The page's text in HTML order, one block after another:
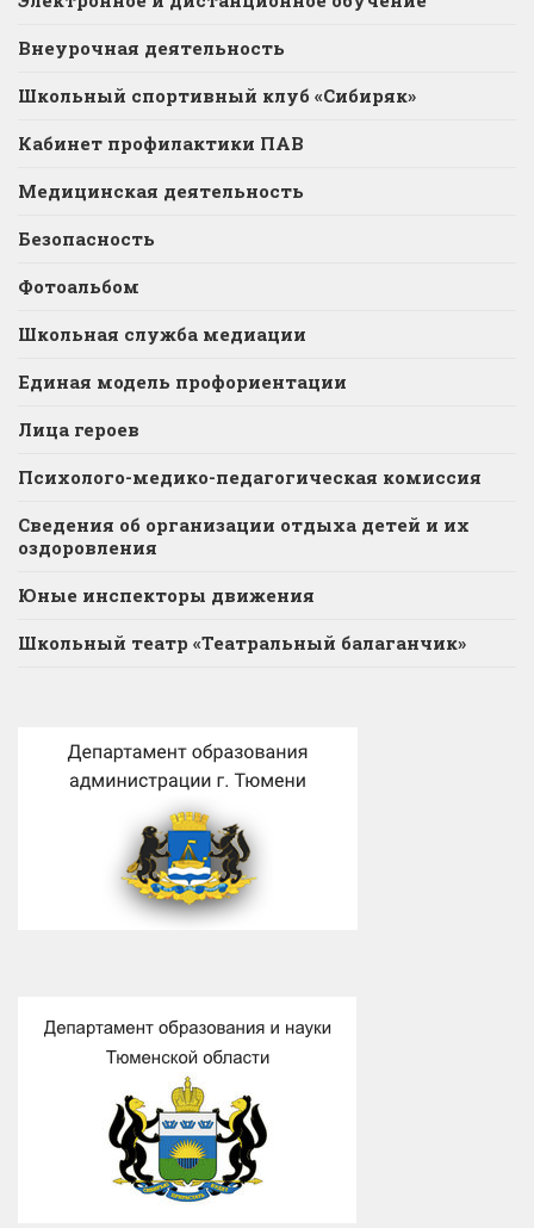
Внеурочная деятельность
Школьный спортивный клуб «Сибиряк»
Кабинет профилактики ПАВ
Медицинская деятельность
Безопасность
Фотоальбом
Школьная служба медиации
Единая модель профориентации
Лица героев
Психолого-медико-педагогическая комиссия
Сведения об организации отдыха детей и их
оздоровления
Юные инспекторы движения
Школьный театр «Театральный балаганчик»